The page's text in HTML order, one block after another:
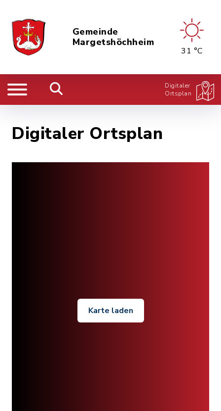
Gemeinde
Margetshöchheim
31 °C
Digitaler
Ortsplan
Digitaler Ortsplan
Karte laden